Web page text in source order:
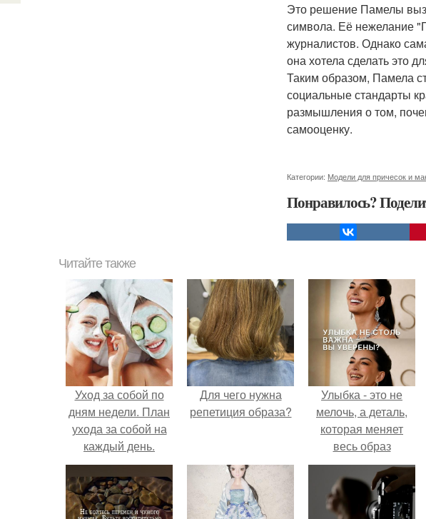
Это решение Памелы
символа. Её нежелание
журналистов. Однако
она хотела сделать это
Таким образом, Памела
социальные стандарты
размышления о том,
самооценку.
Категории: Модели для причесок и
Понравилось?
Читайте также
Уход за собой по
дням недели. План
ухода за собой на
каждый день.
Для чего нужна
репетиция образа?
Улыбка - это не
мелочь, а деталь,
которая меняет
весь образ
человека.